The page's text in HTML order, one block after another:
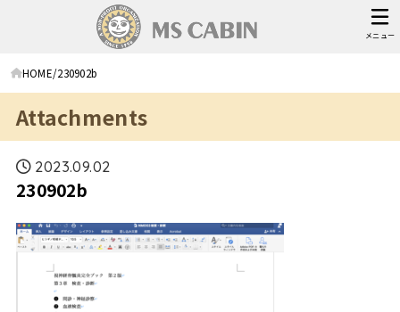
メニュー
HOME 230902b
Attachments
2023.09.02
230902b